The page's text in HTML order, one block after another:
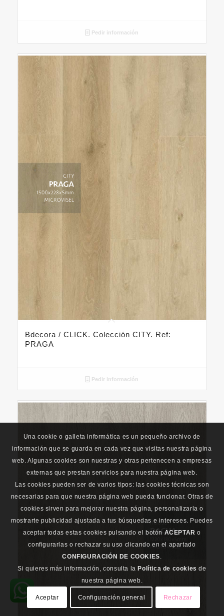
Pedir información
Bdecora / CLICK. Colección CITY. Ref:
PRAGA
Pedir información
Una cookie o galleta informática es un pequeño archivo de
información que se guarda en cada vez que visitas nuestra página
web. Algunas cookies son nuestras y otras pertenecen a empresas
externas que prestan servicios para nuestra página web.
Las cookies pueden ser de varios tipos: las cookies técnicas son
necesarias para que nuestra página web pueda funcionar. Otras de
cookies sirven para mejorar nuestra página, personalizarla o
mostrarte publicidad ajustada a tus búsquedas e intereses. Puedes
aceptar todas estas cookies pulsando el botón ACEPTAR o
configurarlas o rechazar su uso clicando en el apartado
CONFIGURACIÓN DE COOKIES.
Si quieres más información, consulta la Política de cookies de
nuestra página web.
Aceptar Configuración general Rechazar